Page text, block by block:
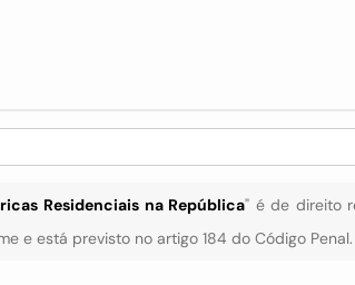
Residenciais na República" é de direito
e está previsto no artigo 184 do Código